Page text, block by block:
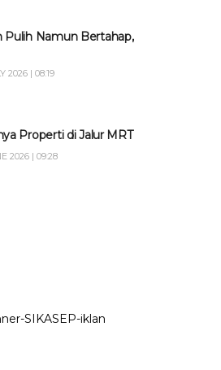
Pulih Namun Bertahap,
2026 | 08:19
Properti di Jalur MRT
2026 | 09:28